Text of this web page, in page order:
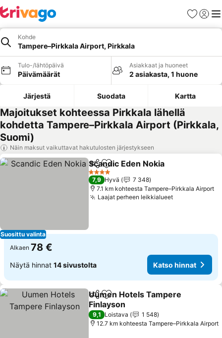
Suosikit
Kohde
Tampere–Pirkkala Airport, Pirkkala
Tulo-/lähtöpäivä
Päivämäärät
Asiakkaat ja huoneet
2 asiakasta, 1 huone
Järjestä Suodata Kartta
Majoitukset kohteessa Pirkkala lähellä
kohdetta Tampere–Pirkkala Airport (Pirkkala,
Suomi)
Näin maksut vaikuttavat hakutulosten järjestykseen
Suosittu valinta
Jaa Lisää suosikkeihin
Scandic Eden Nokia
4 Tähtiluokitus
7,9 Hyvä
7 348
7.1 km kohteesta Tampere–Pirkkala Airport
Laajat perheen leikkialueetKatso hinnat
Alkaen 78 €
Näytä hinnat 14 sivustolta Katso hinnat
Jaa Lisää suosikkeihin
Uumen Hotels Tampere
Finlayson
Katso hinnat
9,1 Loistava
1 548
12.7 km kohteesta Tampere–Pirkkala Airport